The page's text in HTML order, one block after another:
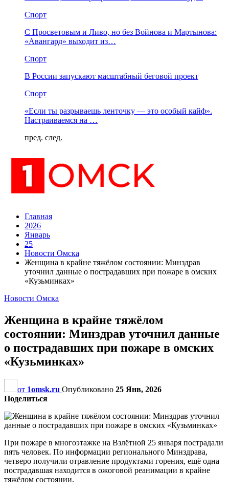
Спорт
С Просветовым и Ливо, но без Войнова и Мартынова:
«Авангард» выходит из…
Спорт
В России запускают масштабный беговой проект
Спорт
«Если ты разрываешь ленточку — это особый кайф».
Настраиваемся на …
пред. след.
Главная
2026
Январь
25
Новости Омска
Женщина в крайне тяжёлом состоянии: Минздрав
уточнил данные о пострадавших при пожаре в омских
«Кузьминках»
Новости Омска
Женщина в крайне тяжёлом
состоянии: Минздрав уточнил данные
о пострадавших при пожаре в омских
«Кузьминках»
от 1omsk.ru Опубликовано 25 Янв, 2026
Поделиться
При пожаре в многоэтажке на Взлётной 25 января пострадали
пять человек. По информации регионального Минздрава,
четверо получили отравление продуктами горения, ещё одна
пострадавшая находится в ожоговой реанимации в крайне
тяжёлом состоянии.